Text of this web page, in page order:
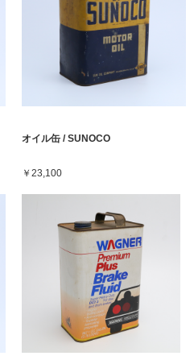
オイル缶 / SUNOCO
￥23,100